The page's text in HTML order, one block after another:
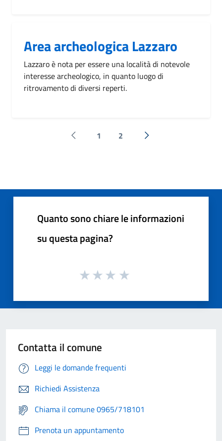
Area archeologica Lazzaro
Lazzaro è nota per essere una località di notevole
interesse archeologico, in quanto luogo di
ritrovamento di diversi reperti.
Pagina precedente
1 2 Successiva »
Quanto sono chiare le informazioni
su questa pagina?
Contatta il comune
Leggi le domande frequenti
Richiedi Assistenza
Chiama il comune 0965/718101
Prenota un appuntamento